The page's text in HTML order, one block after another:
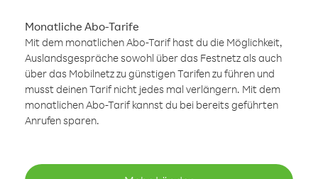
Monatliche Abo-Tarife
Mit dem monatlichen Abo-Tarif hast du die Möglichkeit,
Auslandsgespräche sowohl über das Festnetz als auch
über das Mobilnetz zu günstigen Tarifen zu führen und
musst deinen Tarif nicht jedes mal verlängern. Mit dem
monatlichen Abo-Tarif kannst du bei bereits geführten
Anrufen sparen.